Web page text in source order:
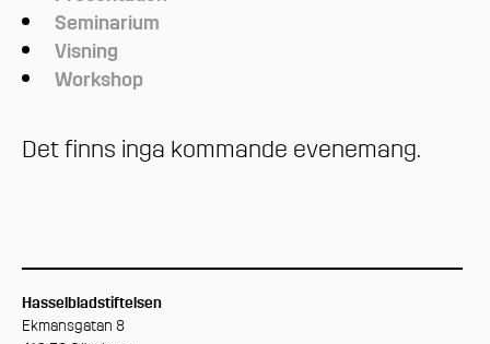
Seminarium
Visning
Workshop
Det finns inga kommande evenemang.
Hasselbladstiftelsen
Ekmansgatan 8